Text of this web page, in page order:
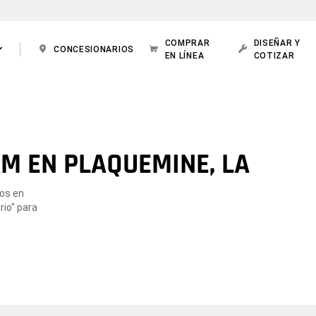
CONCESIONARIOS
COMPRAR
EN LÍNEA
DISEÑAR Y
COTIZAR
EN PLAQUEMINE, LA
en
para